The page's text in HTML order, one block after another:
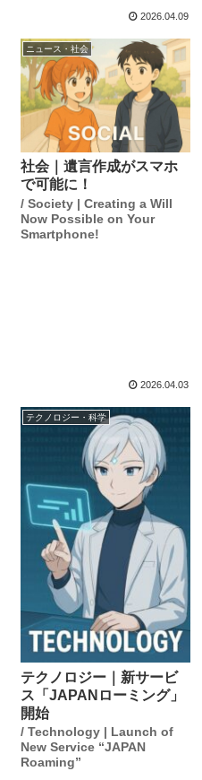
2026.04.09
ニュース・社会
社会｜遺言作成がスマホ
で可能に！
/ Society | Creating a Will
Now Possible on Your
Smartphone!
2026.04.03
テクノロジー・科学
テクノロジー｜新サービ
ス「JAPANローミング」
開始
/ Technology | Launch of
New Service “JAPAN
Roaming”